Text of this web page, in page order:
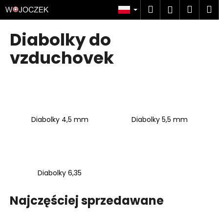
Przejść
do
treści
SzukajZaloguj
Diabolky do
vzduchovek
Diabolky 4,5 mm Diabolky 5,5 mm
Diabolky 6,35
Najczęściej sprzedawane
K
o
powrotem
powrotem
C
z
z
?